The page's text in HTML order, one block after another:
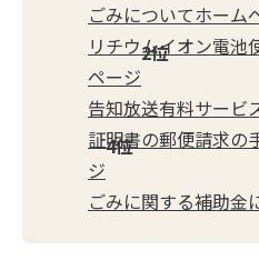
ごみについてホーム
リチウムイオン電池
ページ
告知放送有料サービ
証明書の郵便請求の
ジ
ごみに関する補助金